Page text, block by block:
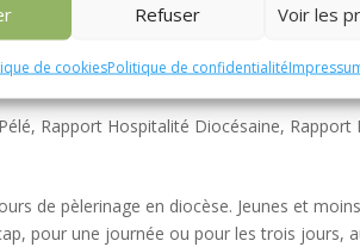
Refuser Voir les
de cookiesPolitique de confidentialité
Pélé, Rapport Hospitalité Diocésaine, Rapport
de pèlerinage en diocèse. Jeunes et
pour une journée ou pour les trois jours,